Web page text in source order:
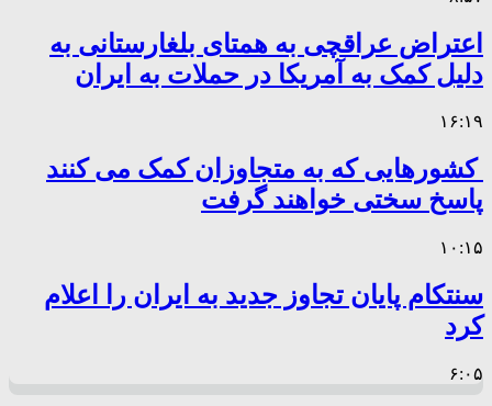
اعتراض عراقچی به همتای بلغارستانی به
دلیل کمک به آمریکا در حملات به ایران
۱۶:۱۹
کشورهایی که به متجاوزان کمک می کنند
پاسخ سختی خواهند گرفت
۱۰:۱۵
سنتکام پایان تجاوز جدید به ایران را اعلام
کرد
۶:۰۵